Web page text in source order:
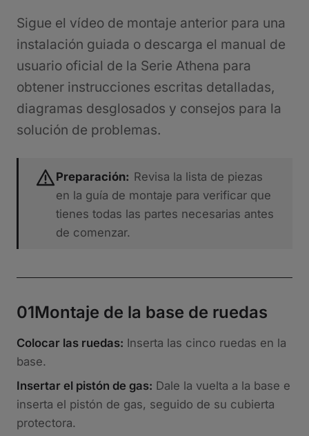
Sigue el vídeo de montaje anterior para una
instalación guiada o descarga el manual de
usuario oficial de la Serie Athena para
obtener instrucciones escritas detalladas,
diagramas desglosados y consejos para la
solución de problemas.
Preparación: Revisa la lista de piezas
en la guía de montaje para verificar que
tienes todas las partes necesarias antes
de comenzar.
01Montaje de la base de ruedas
Colocar las ruedas: Inserta las cinco ruedas en la
base.
Insertar el pistón de gas: Dale la vuelta a la base e
inserta el pistón de gas, seguido de su cubierta
protectora.